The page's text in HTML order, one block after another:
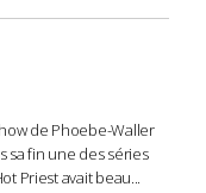
de Phoebe-Waller
sa fin une des séries
Priest avait beau...